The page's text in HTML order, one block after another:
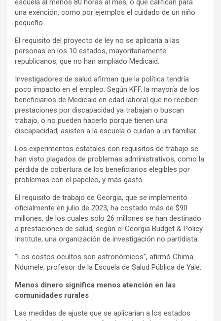
escuela al menos 80 horas al mes, o que califican para
una exención, como por ejemplos el cuidado de un niño
pequeño.
El requisito del proyecto de ley no se aplicaría a las
personas en los 10 estados, mayoritariamente
republicanos, que no han ampliado Medicaid.
Investigadores de salud afirman que la política tendría
poco impacto en el empleo. Según KFF, la mayoría de los
beneficiarios de Medicaid en edad laboral que no reciben
prestaciones por discapacidad ya trabajan o buscan
trabajo, o no pueden hacerlo porque tienen una
discapacidad, asisten a la escuela o cuidan a un familiar.
Los experimentos estatales con requisitos de trabajo se
han visto plagados de problemas administrativos, como la
pérdida de cobertura de los beneficiarios elegibles por
problemas con el papeleo, y más gasto.
El requisito de trabajo de Georgia, que se implementó
oficialmente en julio de 2023, ha costado más de $90
millones, de los cuales solo 26 millones se han destinado
a prestaciones de salud, según el Georgia Budget & Policy
Institute, una organización de investigación no partidista.
“Los costos ocultos son astronómicos”, afirmó Chima
Ndumele, profesor de la Escuela de Salud Pública de Yale.
Menos dinero significa menos atención en las
comunidades rurales
Las medidas de ajuste que se aplicarían a los estados